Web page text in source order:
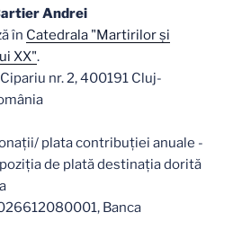
Andrei
în Catedrala "Martirilor şi
XX".
nr. 2, 400191 Cluj-
plata contribuției anuale -
de plată destinația dorită
Banca